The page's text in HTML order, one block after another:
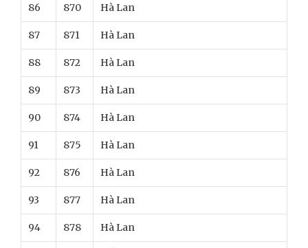
86 870 Hà Lan
87 871 Hà Lan
88 872 Hà Lan
89 873 Hà Lan
90 874 Hà Lan
91 875 Hà Lan
92 876 Hà Lan
93 877 Hà Lan
94 878 Hà Lan